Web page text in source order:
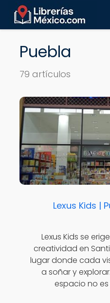
Puebla
79 artículos
Lexus Kids |
Lexus Kids se
creatividad en
lugar donde cada
a soñar y
espacio no